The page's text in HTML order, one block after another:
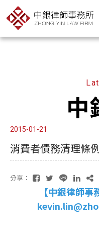
中
2015-01-21
消費者債務清理條
分享：
【中銀律師事